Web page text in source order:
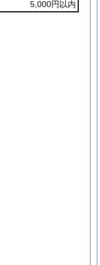
5,000円以内